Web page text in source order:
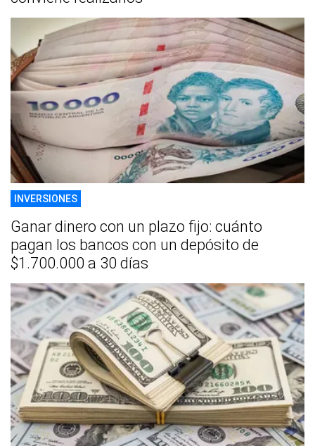
INVERSIONES
Ganar dinero con un plazo fijo: cuánto
pagan los bancos con un depósito de
$1.700.000 a 30 días